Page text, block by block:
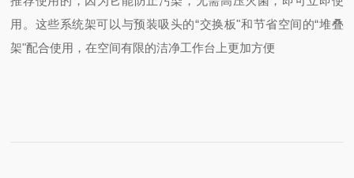
用。这些系统架可以与预装吸头的“交换板"和节省空间的“堆叠
架"配合使用，在空间有限的洁净工作台上更加方便